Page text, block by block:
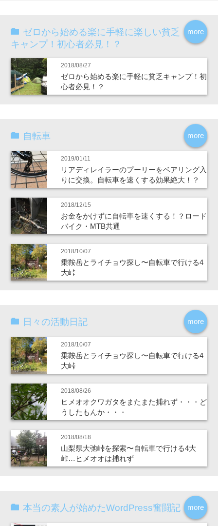
more
ゼロから始める楽に手軽に楽しい貧乏
キャンプ！初心者必見！？
2018/08/27
ゼロから始める楽に手軽に貧乏キャンプ！初
心者必見！？
more
自転車
2019/01/11
リアディレイラーのプーリーをベアリング入
りに交換。自転車を速くする効果絶大！？
2018/12/15
お金をかけずに自転車を速くする！？ロード
バイク・MTB共通
2018/10/07
乗鞍岳とライチョウ探し〜自転車で行ける4
大峠
more
日々の活動日記
2018/10/07
乗鞍岳とライチョウ探し〜自転車で行ける4
大峠
2018/08/26
ヒメオオクワガタをまたまた捕れず・・・ど
うしたもんか・・・
2018/08/18
山梨県大弛峠を探索〜自転車で行ける4大
峠…ヒメオオは捕れず
more
本当の素人が始めたWordPress奮闘記